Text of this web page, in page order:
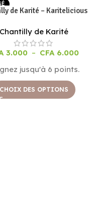
de Karité – Karitelicious
Chantilly de Karité
3.000 – CFA6.000
jusqu'à 6 points.
CHOIX DES OPTIONS